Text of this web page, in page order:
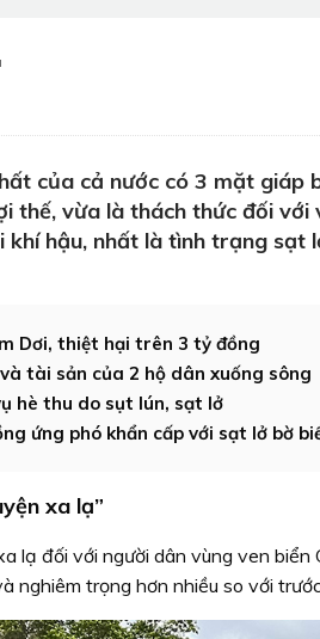
của cả nước có 3 mặt giáp
thế, vừa là thách thức đối
hậu, nhất là tình trạng sạt
Dơi, thiệt hại trên 3 tỷ đồng
tài sản của 2 hộ dân xuống sông
hè thu do sụt lún, sạt lở
ứng phó khẩn cấp với sạt lở bờ
xa lạ”
lạ đối với người dân vùng ven biển
nghiêm trọng hơn nhiều so với